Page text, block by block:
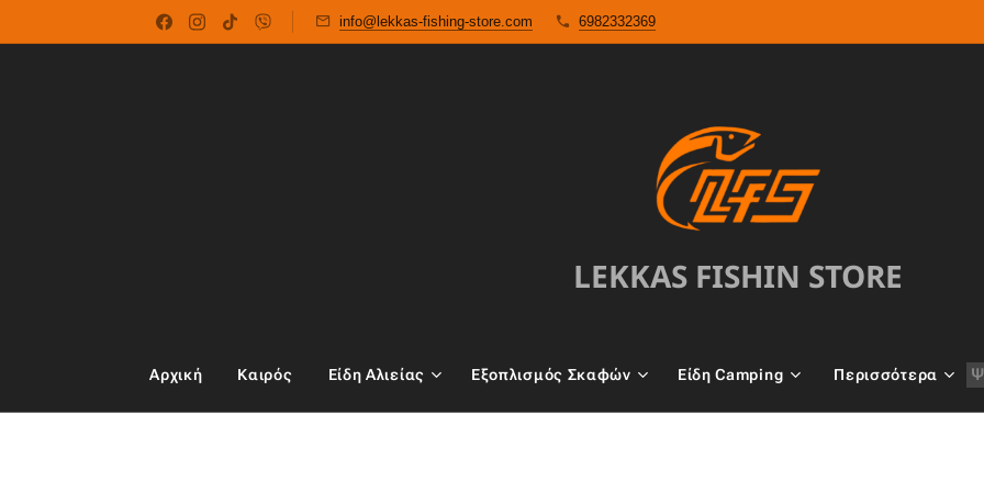
info@lekkas-fishing-store.com 6982332369
LEKKAS FISHIN STORE
Αρχική Καιρός Είδη Αλιείας Εξoπλισμός Σκαφών Είδη Camping Περισσότερα